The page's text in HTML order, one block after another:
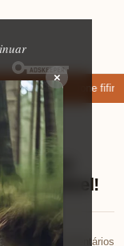
×
Microfone fifine
Ocean
imperdível!
2025 💬 0 comentários